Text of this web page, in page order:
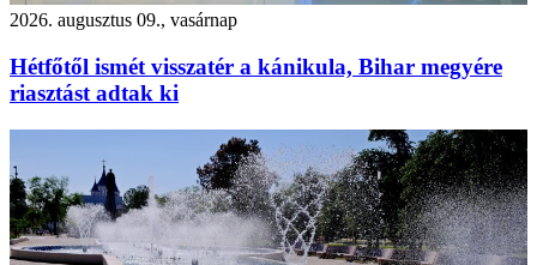
2026. augusztus 09., vasárnap
Hétfőtől ismét visszatér a kánikula, Bihar megyére
riasztást adtak ki